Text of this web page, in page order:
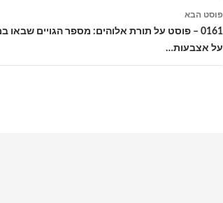
פוסט הבא
0161 – פוסט על תורת אלוהים: מספר הגויים שבאו
על אצבעות…